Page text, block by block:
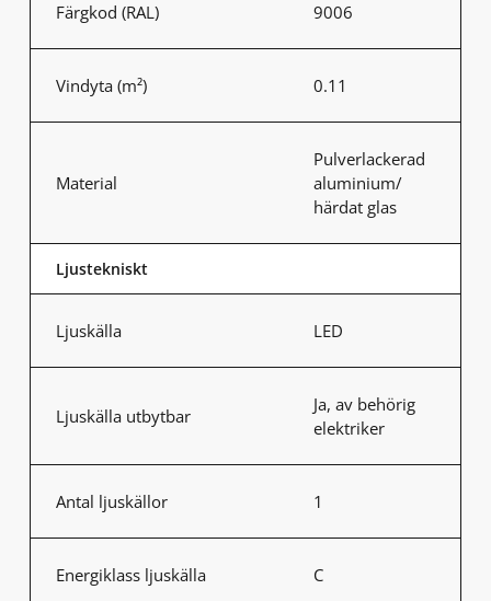
Färgkod (RAL) 9006
Vindyta (m²) 0.11
Material
Pulverlackerad
aluminium/
härdat glas
Ljustekniskt
Ljuskälla LED
Ljuskälla utbytbar
Ja, av behörig
elektriker
Antal ljuskällor 1
Energiklass ljuskälla C